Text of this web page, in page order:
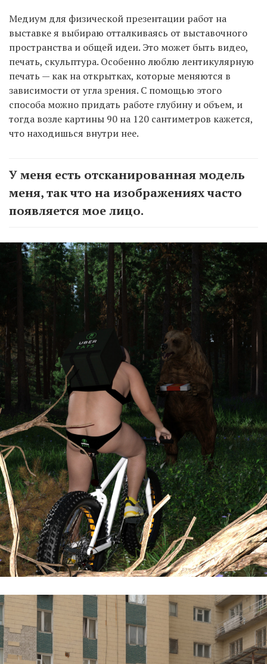
Медиум для физической презентации работ на
выставке я выбираю отталкиваясь от выставочного
пространства и общей идеи. Это может быть видео,
печать, скульптура. Особенно люблю лентикулярную
печать — как на открытках, которые меняются в
зависимости от угла зрения. С помощью этого
способа можно придать работе глубину и объем, и
тогда возле картины 90 на 120 сантиметров кажется,
что находишься внутри нее.
У меня есть отсканированная модель
меня, так что на изображениях часто
появляется мое лицо.